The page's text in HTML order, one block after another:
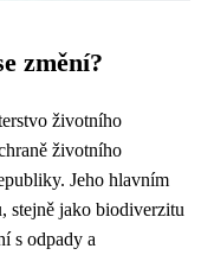
změní?
životního
životního
Jeho hlavním
stejně jako biodiverzitu
s odpady a